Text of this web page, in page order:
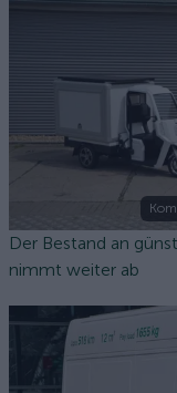
Der Bestand an
nimmt weiter ab